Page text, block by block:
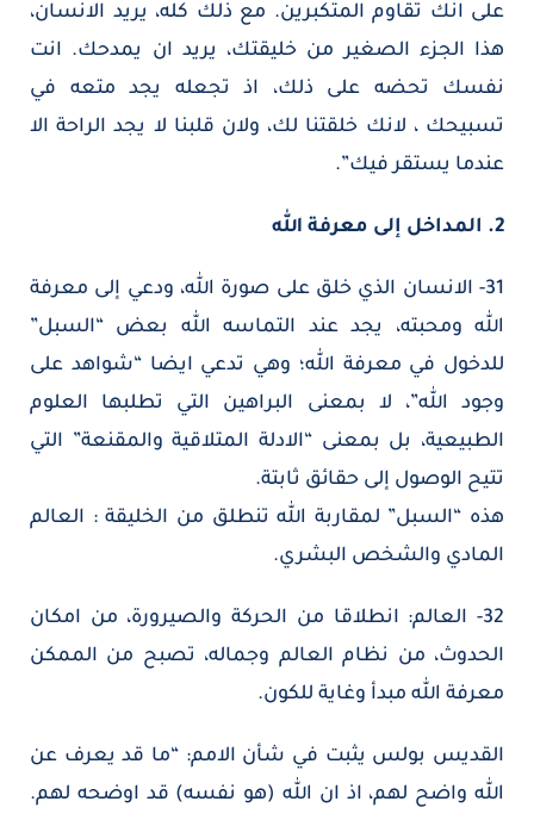
على انك تقاوم المتكبرين. مع ذلك كله، يريد الانسان،
هذا الجزء الصغير من خليقتك، يريد ان يمدحك. انت
نفسك تحضه على ذلك، اذ تجعله يجد متعه في
تسبيحك ، لانك خلقتنا لك، ولان قلبنا لا يجد الراحة الا
عندما يستقر فيك”.
2. المداخل إلى معرفة الله
31- الانسان الذي خلق على صورة الله، ودعي إلى معرفة
الله ومحبته، يجد عند التماسه الله بعض “السبل”
للدخول في معرفة الله؛ وهي تدعي ايضا “شواهد على
وجود الله”، لا بمعنى البراهين التي تطلبها العلوم
الطبيعية، بل بمعنى “الادلة المتلاقية والمقنعة” التي
تتيح الوصول إلى حقائق ثابتة.
هذه “السبل” لمقاربة الله تنطلق من الخليقة : العالم
المادي والشخص البشري.
32- العالم: انطلاقا من الحركة والصيرورة، من امكان
الحدوث، من نظام العالم وجماله، تصبح من الممكن
معرفة الله مبدأ وغاية للكون.
القديس بولس يثبت في شأن الامم: “ما قد يعرف عن
الله واضح لهم، اذ ان الله (هو نفسه) قد اوضحه لهم.